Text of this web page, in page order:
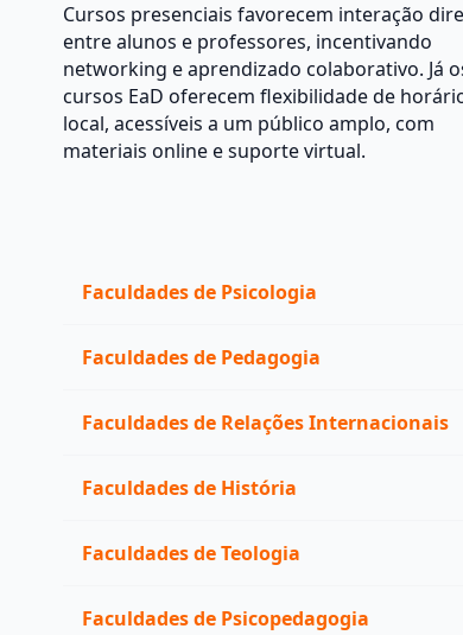
Cursos presenciais favorecem interação
entre alunos e professores, incentivando
networking e aprendizado colaborativo. Já
cursos EaD oferecem flexibilidade de
local, acessíveis a um público amplo, com
materiais online e suporte virtual.
Faculdades de Psicologia
Faculdades de Pedagogia
Faculdades de Relações Internacionais
Faculdades de História
Faculdades de Teologia
Faculdades de Psicopedagogia